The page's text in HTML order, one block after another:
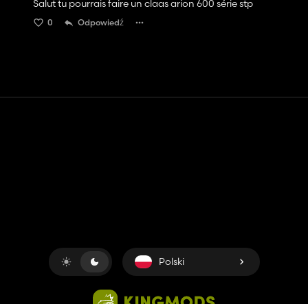
Salut tu pourrais faire un claas arion 600 série stp
0 Odpowiedź
Polski